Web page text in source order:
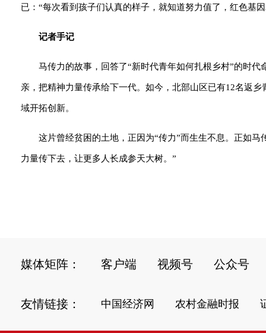
已：“每次看到孩子们认真的样子，就知道努力值了，红色基
记者手记
马传力的故事，回答了“新时代青年如何扎根乡村”的时
亲，把精神力量传承给下一代。如今，北部山区已有12名返
域开拓创新。
这片曾经贫困的土地，正因为“传力”而生生不息。正如
力量传下去，让更多人长成参天大树。”
媒体矩阵： 客户端 视频号 公众号
友情链接： 中国经济网 农村金融时报